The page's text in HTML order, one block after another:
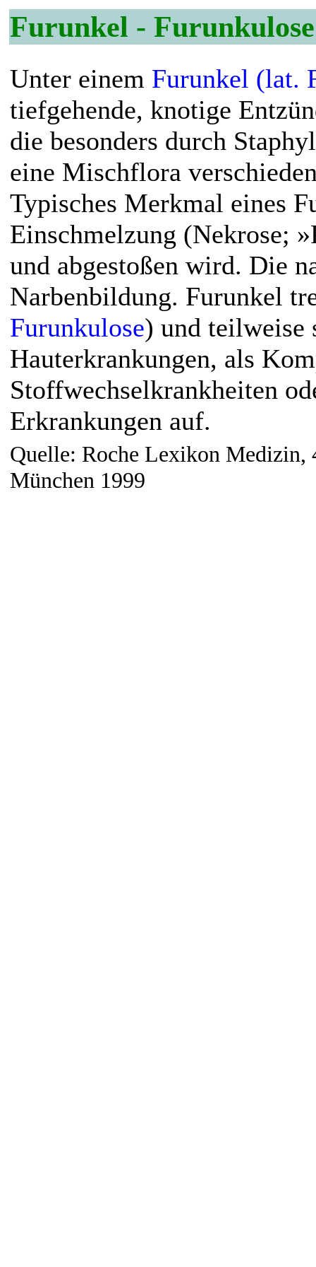
Furunkel - Furunkulose
Unter einem Furunkel (lat.
tiefgehende, knotige
die besonders durch
eine Mischflora
Typisches Merkmal eines
Einschmelzung (Nekrose;
und abgestoßen wird. Die
Narbenbildung. Furunkel
Furunkulose) und teilweise
Hauterkrankungen, als
Stoffwechselkrankheiten
Erkrankungen auf.
Quelle: Roche Lexikon Medizin,
München 1999